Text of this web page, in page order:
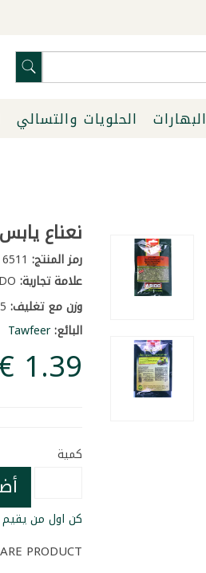
البهارات الحلويات والتسالي
نعناع يابس
رمز المنتج:6511
علامة تجارية:ABIDO
وزن مع تغليف:0.05 كغ
البائع:Tawfeer
كمية
كن اول من يقيم
PRODUCT